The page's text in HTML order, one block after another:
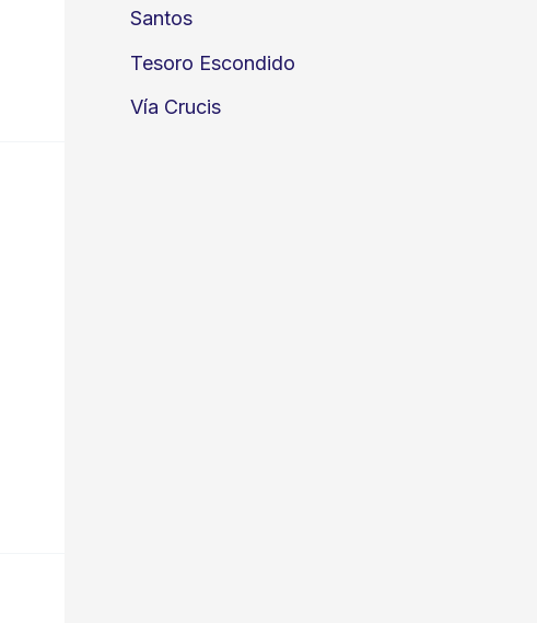
Santos
Tesoro Escondido
Vía Crucis